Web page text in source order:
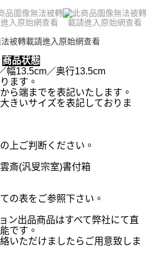
商品状態
幅13.5cm／奥行13.5cm
ます。
ら端までを表記いたします。
きいサイズを表記しておりま
上ご判断ください。
斎(汎叟宗室)書付箱
の表をご参照下さい。
ン出品商品はすべて弊社にて直
です。
いただけましたらご用意致しま